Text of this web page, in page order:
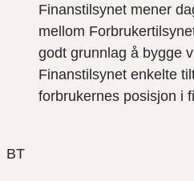
Finanstilsynet mener
mellom
godt grunnlag å bygge
Finanstilsynet enkelte
forbrukernes posisjon i
BT